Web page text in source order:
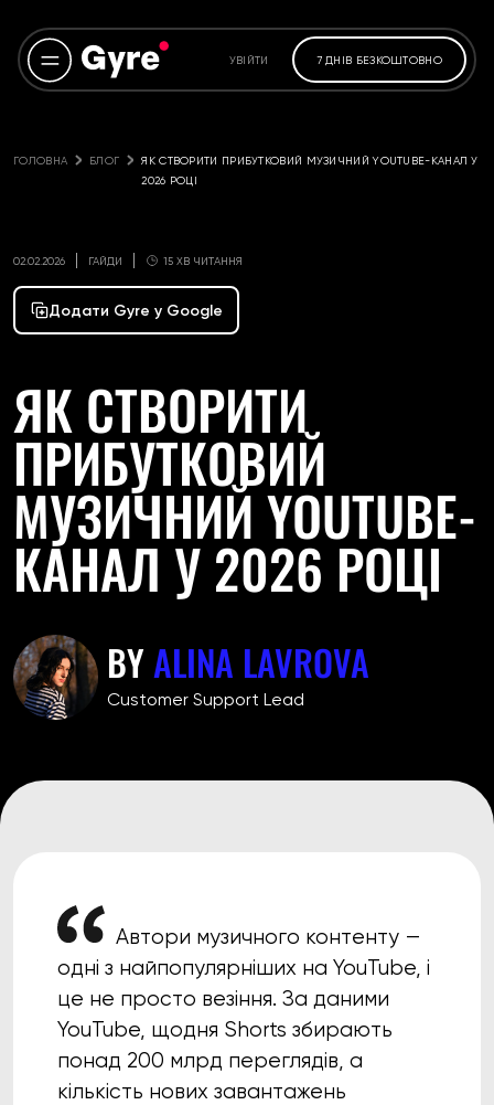
УВІЙТИ 7 ДНІВ БЕЗКОШТОВНО
ГОЛОВНА БЛОГ
ЯК СТВОРИТИ ПРИБУТКОВИЙ МУЗИЧНИЙ YOUTUBE-КАНАЛ У
2026 РОЦІ
02.02.2026 ГАЙДИ 15 ХВ ЧИТАННЯ
Додати Gyre у Google
ЯК СТВОРИТИ
ПРИБУТКОВИЙ
МУЗИЧНИЙ YOUTUBE-
КАНАЛ У 2026 РОЦІ
BYALINA LAVROVA
Customer Support Lead
Автори музичного контенту —
одні з найпопулярніших на YouTube, і
це не просто везіння. За даними
YouTube, щодня Shorts збирають
понад 200 млрд переглядів, а
кількість нових завантажень